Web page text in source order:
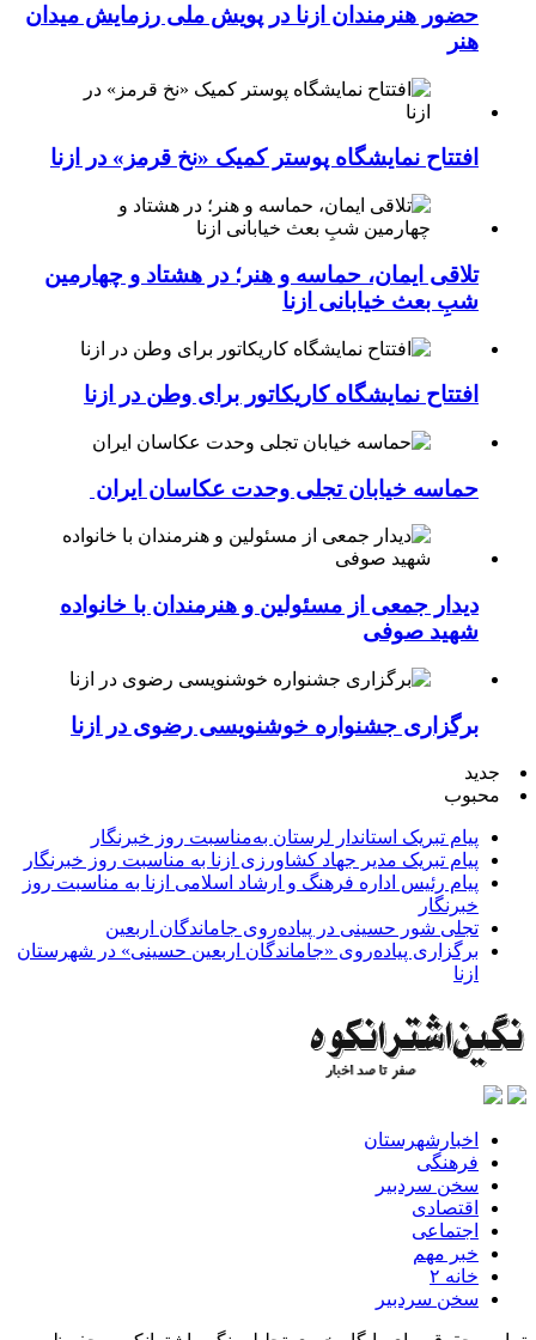
حضور هنرمندان ازنا در پویش ملی رزمایش میدان
هنر
افتتاح نمایشگاه پوستر کمیک «نخ قرمز» در ازنا
تلاقی ایمان، حماسه و هنر؛ در هشتاد و چهارمین
شبِ بعث خیابانی ازنا
افتتاح نمایشگاه کاریکاتور برای وطن در ازنا
حماسه خیابان تجلی وحدت عکاسان ایران
دیدار جمعی از مسئولین و هنرمندان با خانواده
شهید صوفی
برگزاری جشنواره خوشنویسی رضوی در ازنا
جدید
محبوب
پیام تبریک استاندار لرستان به‌مناسبت روز خبرنگار
پیام تبریک مدیر جهاد کشاورزی ازنا به مناسبت روز خبرنگار
پیام رئیس اداره فرهنگ و ارشاد اسلامی ازنا به مناسبت روز
خبرنگار
تجلی شور حسینی در پیاده‌روی جاماندگان اربعین
برگزاری پیاده‌روی «جاماندگان اربعین حسینی» در شهرستان
ازنا
اخبارشهرستان
فرهنگی
سخن سردبیر
اقتصادی
اجتماعی
خبر مهم
خانه ۲
سخن سردبیر